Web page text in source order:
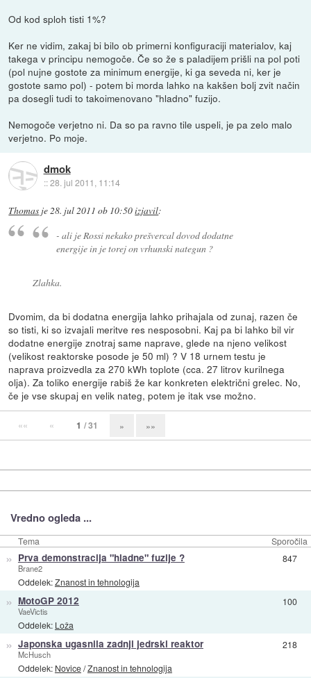
Od kod sploh tisti 1%?
Ker ne vidim, zakaj bi bilo ob primerni konfiguraciji materialov, kaj
takega v principu nemogoče. Če so že s paladijem prišli na pol poti
(pol nujne gostote za minimum energije, ki ga seveda ni, ker je
gostote samo pol) - potem bi morda lahko na kakšen bolj zvit način
pa dosegli tudi to takoimenovano "hladno" fuzijo.
Nemogoče verjetno ni. Da so pa ravno tile uspeli, je pa zelo malo
verjetno. Po moje.
dmok
::28. jul 2011, 11:14
Thomas je28. jul 2011 ob 10:50izjavil:
- ali je Rossi nekako prešvercal dovod dodatne
energije in je torej on vrhunski nategun ?
Zlahka.
Dvomim, da bi dodatna energija lahko prihajala od zunaj, razen če
so tisti, ki so izvajali meritve res nesposobni. Kaj pa bi lahko bil vir
dodatne energije znotraj same naprave, glede na njeno velikost
(velikost reaktorske posode je 50 ml) ? V 18 urnem testu je
naprava proizvedla za 270 kWh toplote (cca. 27 litrov kurilnega
olja). Za toliko energije rabiš že kar konkreten električni grelec. No,
če je vse skupaj en velik nateg, potem je itak vse možno.
«« « 1 / 31 » »»
Vredno ogleda ...
Tema Sporočila
» Prva demonstracija "hladne" fuzije ?
Brane2
Oddelek:Znanost in tehnologija
847
» MotoGP 2012
VaeVictis
Oddelek: Loža
100
» Japonska ugasnila zadnji jedrski reaktor
McHusch
Oddelek: Novice/Znanost in tehnologija
218